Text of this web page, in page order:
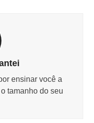
ensinar você a
tamanho do seu